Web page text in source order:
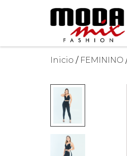
Inicio FEMININO